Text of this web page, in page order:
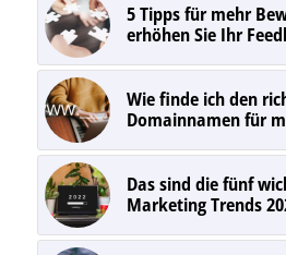
5 Tipps für mehr
erhöhen Sie Ihr
Wie finde ich den
Domainnamen für
Das sind die fünf
Marketing Trends